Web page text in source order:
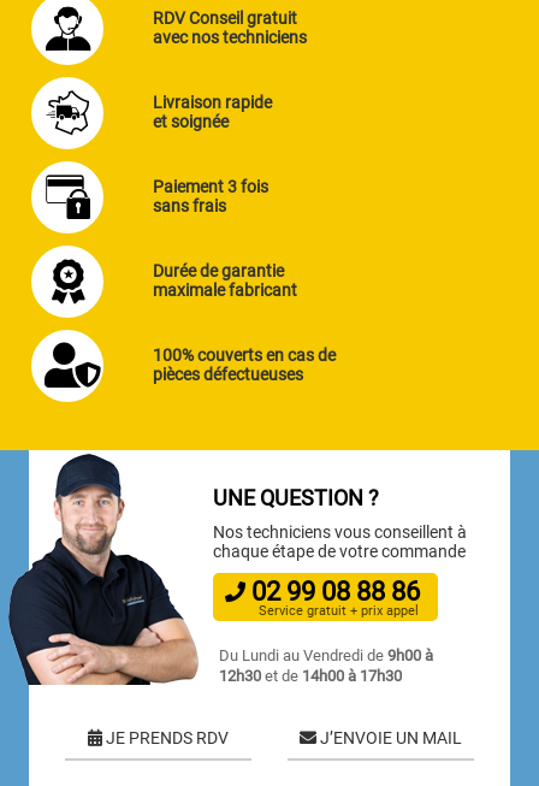
RDV Conseil gratuit
avec nos techniciens
Livraison rapide
et soignée
Paiement 3 fois
sans frais
Durée de garantie
maximale fabricant
100% couverts en cas de
pièces défectueuses
UNE QUESTION ?
Nos techniciens vous conseillent à
chaque étape de votre commande
02 99 08 88 86
Service gratuit + prix appel
Du Lundi au Vendredi de9h00 à
12h30 et de 14h00 à 17h30
JE PRENDS RDV J’ENVOIE UN MAIL